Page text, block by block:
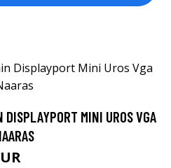
DISPLAYPORT MINI UROS VGA